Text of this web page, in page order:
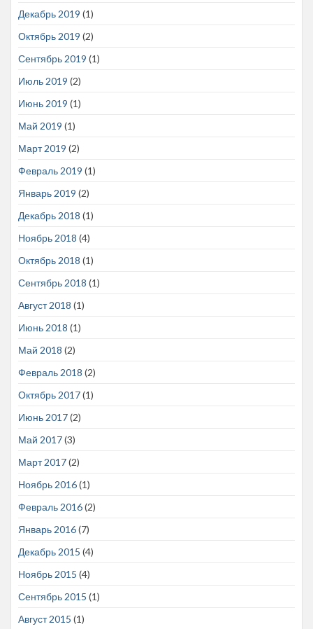
Декабрь 2019 (1)
Октябрь 2019 (2)
Сентябрь 2019 (1)
Июль 2019 (2)
Июнь 2019 (1)
Май 2019 (1)
Март 2019 (2)
Февраль 2019 (1)
Январь 2019 (2)
Декабрь 2018 (1)
Ноябрь 2018 (4)
Октябрь 2018 (1)
Сентябрь 2018 (1)
Август 2018 (1)
Июнь 2018 (1)
Май 2018 (2)
Февраль 2018 (2)
Октябрь 2017(1)
Июнь 2017(2)
Май 2017(3)
Март 2017(2)
Ноябрь 2016(1)
Февраль 2016(2)
Январь 2016(7)
Декабрь 2015 (4)
Ноябрь 2015 (4)
Сентябрь 2015 (1)
Август 2015 (1)